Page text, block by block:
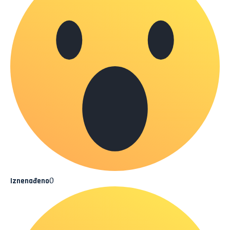
Iznenađeno0